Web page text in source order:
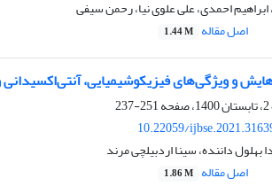
احمدی، علی علوی نیا، رحمن سیفی
اصل مقاله 1.44 M
و ویژگی‌های فیزیکوشیمیایی،
251-237
10.22059/
بهلول داننده، سینا اردبیلچی مرند
اصل مقاله 1.86 M